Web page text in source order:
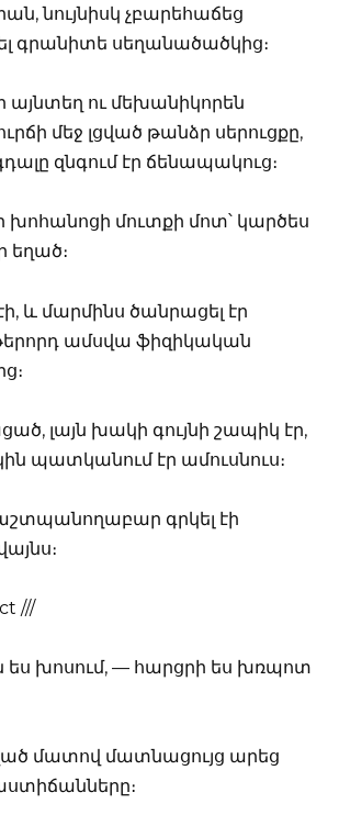
նույնիսկ չբարեհաճեց
գրանիտե սեղանածածկից։
այնտեղ ու մեխանիկորեն
մեջ լցված թանձր սերուցքը,
զնգում էր ճենապակուց։
խոհանոցի մուտքի մոտ՝ կարծես
և մարմինս ծանրացել էր
ամսվա ֆիզիկական
լայն խակի գույնի շապիկ էր,
պատկանում էր ամուսնուս։
գրկել էի
///
ես խոսում, — հարցրի ես խռպոտ
մատով մատնացույց արեց